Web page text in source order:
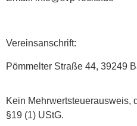
Vereinsanschrift:
Pömmelter Straße 44, 39249
Kein Mehrwertsteuerausweis,
§19 (1) UStG.